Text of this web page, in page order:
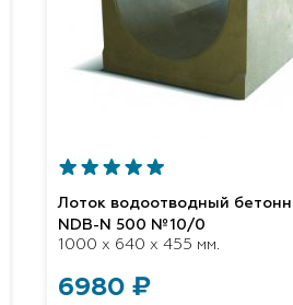
Лоток водоотводный
NDB-N 500 №10/0
1000 x 640 x 455 мм.
6980 ₽